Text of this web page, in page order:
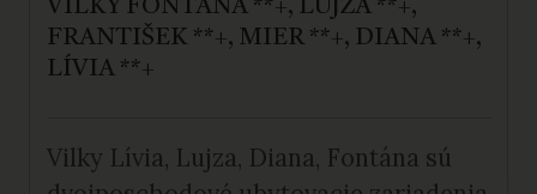
VILKY FONTÁNA **+, LUJZA **+,
FRANTIŠEK **+, MIER **+, DIANA **+,
LÍVIA **+
Vilky Lívia, Lujza, Diana, Fontána sú